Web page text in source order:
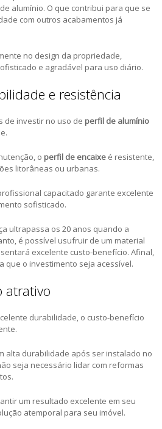
alumínio. O que contribui para que se
com outros acabamentos já
no design da propriedade,
e agradável para uso diário.
e resistência
de investir no uso de perfil de alumínio
o perfil de encaixe é resistente,
litorâneas ou urbanas.
capacitado garante excelente
sofisticado.
ultrapassa os 20 anos quando a
é possível usufruir de um material
excelente custo-benefício. Afinal,
que o investimento seja acessível.
atrativo
durabilidade, o custo-benefício
alta durabilidade após ser instalado no
seja necessário lidar com reformas
um resultado excelente em seu
atemporal para seu imóvel.